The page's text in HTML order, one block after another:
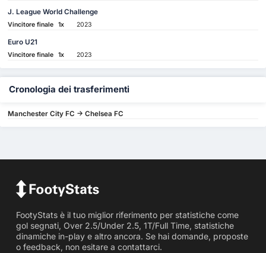
J. League World Challenge
Vincitore finale 1x 2023
Euro U21
Vincitore finale 1x 2023
Cronologia dei trasferimenti
Manchester City FC -> Chelsea FC
FootyStats è il tuo miglior riferimento per statistiche come
gol segnati, Over 2.5/Under 2.5, 1T/Full Time, statistiche
dinamiche in-play e altro ancora. Se hai domande, proposte
o feedback, non esitare a contattarci.